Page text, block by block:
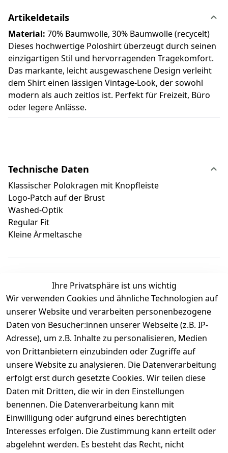
Artikeldetails
Material: 70% Baumwolle, 30% Baumwolle (recycelt)
Dieses hochwertige Poloshirt überzeugt durch seinen
einzigartigen Stil und hervorragenden Tragekomfort.
Das markante, leicht ausgewaschene Design verleiht
dem Shirt einen lässigen Vintage-Look, der sowohl
modern als auch zeitlos ist. Perfekt für Freizeit, Büro
oder legere Anlässe.
Technische Daten
Klassischer Polokragen mit Knopfleiste
Logo-Patch auf der Brust
Washed-Optik
Regular Fit
Kleine Ärmeltasche
Kundenbewertungen
Durchschnittliche Bewertung
0
Basierend auf 0 Bewertung(en)
Bewertung abgeben
5
( 0 )
4
( 0 )
3
( 0 )
2
( 0 )
1
( 0 )
Ihre Privatsphäre ist uns wichtig
Wir verwenden Cookies und ähnliche Technologien auf
unserer Website und verarbeiten personenbezogene
Daten von Besucher:innen unserer Webseite (z.B. IP-
Adresse), um z.B. Inhalte zu personalisieren, Medien
von Drittanbietern einzubinden oder Zugriffe auf
unsere Website zu analysieren. Die Datenverarbeitung
erfolgt erst durch gesetzte Cookies. Wir teilen diese
Daten mit Dritten, die wir in den Einstellungen
benennen. Die Datenverarbeitung kann mit
Einwilligung oder aufgrund eines berechtigten
Interesses erfolgen. Die Zustimmung kann erteilt oder
abgelehnt werden. Es besteht das Recht, nicht